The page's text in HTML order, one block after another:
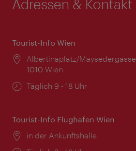
Adressen & Kontakt
Tourist-Info Wien
Ort:
Albertinaplatz/Maysedergasse
1010 Wien
Öffnungszeiten:
Täglich 9 - 18 Uhr
Tourist-Info Flughafen Wien
Ort:
in der Ankunftshalle